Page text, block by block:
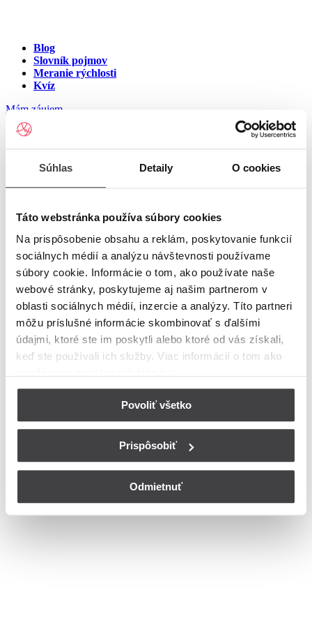
Súhlas Detaily O cookies
Táto webstránka používa súbory cookies
Na prispôsobenie obsahu a reklám, poskytovanie funkcií
sociálnych médií a analýzu návštevnosti používame
súbory cookie. Informácie o tom, ako používate naše
webové stránky, poskytujeme aj našim partnerom v
oblasti sociálnych médií, inzercie a analýzy. Títo partneri
môžu príslušné informácie skombinovať s ďalšími
údajmi, ktoré ste im poskytli alebo ktoré od vás získali,
keď ste používali ich služby. Viac informácií o tom ako
Povoliť všetko
Prispôsobiť
Odmietnuť
Blog
Slovník pojmov
Meranie rýchlosti
Kvíz
Mám záujem
Internet na ulici Pokojná,
Komárno
Zadajte číslo vchodu pre zobrazenie ponuky internetu v meste
Zadajte číslo domu/vchodupre zobrazenie ponuky internetu v
lokalite Komárno
Zoznam čísiel domov/vchodov na ulici Pokojná v
meste Komárno
Bohužiaľ, nedisponujeme zoznamom dostupných čísiel vchodov na
ulici Pokojná v meste Komárno.
© Copyright 2026 Nastavenia cookies